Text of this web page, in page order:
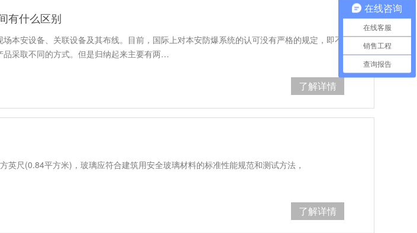
有什么区别
本安设备、关联设备及其布线。目前，国际上对本安防爆系统的认可没有严格的规定，即不
采取不同的方式。但是归纳起来主要有两…
了解详情
英尺(0.84平方米)，玻璃应符合建筑用安全玻璃材料的标准性能规范和测试方法，
了解详情
在线咨询
在线客服
销售工程
查询报告